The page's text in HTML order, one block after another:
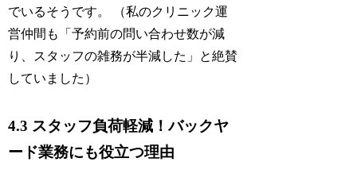
でいるそうです。 （私のクリニック運
営仲間も「予約前の問い合わせ数が減
り、スタッフの雑務が半減した」と絶賛
していました）
4.3 スタッフ負荷軽減！バックヤ
ード業務にも役立つ理由